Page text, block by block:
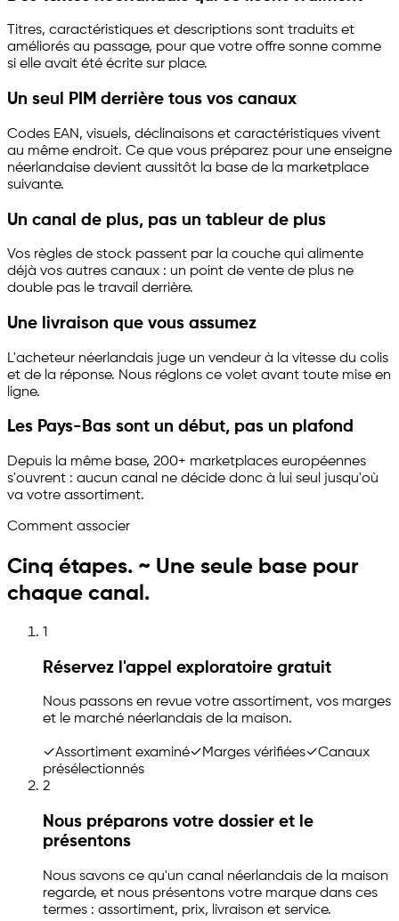
Titres, caractéristiques et descriptions sont traduits et
améliorés au passage, pour que votre offre sonne comme
si elle avait été écrite sur place.
Un seul PIM derrière tous vos canaux
Codes EAN, visuels, déclinaisons et caractéristiques vivent
au même endroit. Ce que vous préparez pour une enseigne
néerlandaise devient aussitôt la base de la marketplace
suivante.
Un canal de plus, pas un tableur de plus
Vos règles de stock passent par la couche qui alimente
déjà vos autres canaux : un point de vente de plus ne
double pas le travail derrière.
Une livraison que vous assumez
L'acheteur néerlandais juge un vendeur à la vitesse du colis
et de la réponse. Nous réglons ce volet avant toute mise en
ligne.
Les Pays-Bas sont un début, pas un plafond
Depuis la même base, 200+ marketplaces européennes
s'ouvrent : aucun canal ne décide donc à lui seul jusqu'où
va votre assortiment.
Comment associer
Cinq étapes. ~ Une seule base pour
chaque canal.
1
Réservez l'appel exploratoire gratuit
Nous passons en revue votre assortiment, vos marges
et le marché néerlandais de la maison.
✓Assortiment examiné✓Marges vérifiées✓Canaux
présélectionnés
2
Nous préparons votre dossier et le
présentons
Nous savons ce qu'un canal néerlandais de la maison
regarde, et nous présentons votre marque dans ces
termes : assortiment, prix, livraison et service.